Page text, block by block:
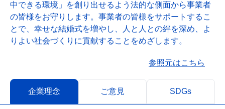
中できる環境」を創り出せるよう法的な側面から事業者
の皆様をお守りします。事業者の皆様をサポートするこ
とで、幸せな結婚式を増やし、人と人との絆を深め、よ
りよい社会づくりに貢献することをめざします。
参照元はこちら
企業理念 ご意見 SDGs